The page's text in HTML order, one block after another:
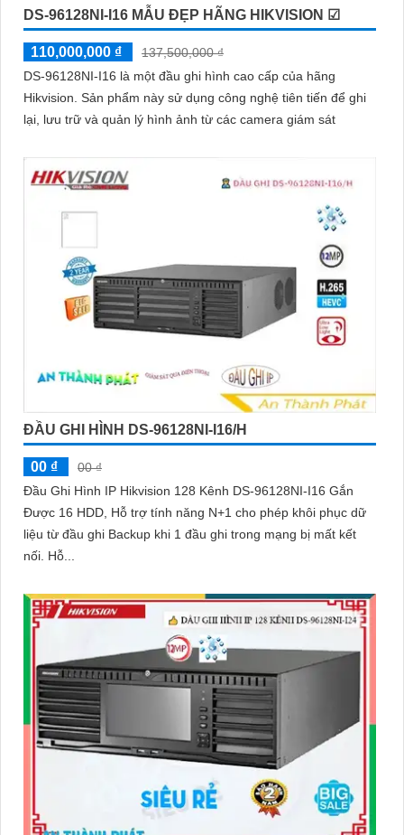
DS-96128NI-I16 MẪU ĐẸP HÃNG HIKVISION ☑
110,000,000 ₫
137,500,000 ₫
DS-96128NI-I16 là một đầu ghi hình cao cấp của hãng
Hikvision. Sản phẩm này sử dụng công nghệ tiên tiến để ghi
lại, lưu trữ và quản lý hình ảnh từ các camera giám sát
ĐẦU GHI HÌNH DS-96128NI-I16/H
00 ₫
00 ₫
Đầu Ghi Hình IP Hikvision 128 Kênh DS-96128NI-I16 Gắn
Được 16 HDD, Hỗ trợ tính năng N+1 cho phép khôi phục dữ
liệu từ đầu ghi Backup khi 1 đầu ghi trong mạng bị mất kết
nối. Hỗ...